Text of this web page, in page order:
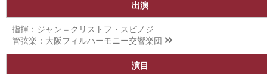
出演
指揮：ジャン＝クリストフ・スピノジ
管弦楽： 大阪フィルハーモニー交響楽団
演目